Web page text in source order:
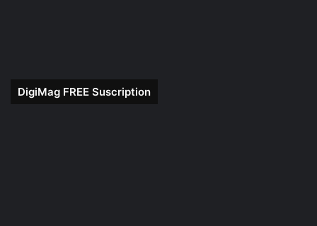
DigiMag FREE Suscription